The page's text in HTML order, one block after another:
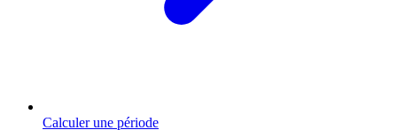
Calculer une période